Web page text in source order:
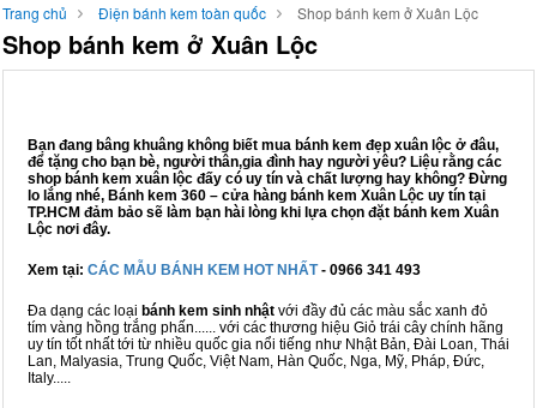
Trang chủ Điện bánh kem toàn quốc Shop bánh kem ở Xuân Lộc
Shop bánh kem ở Xuân Lộc
Bạn đang bâng khuâng không biết mua bánh kem đẹp xuân lộc ở đâu,
để tặng cho bạn bè, người thân,gia đình hay người yêu? Liệu rằng các
shop bánh kem xuân lộc đấy có uy tín và chất lượng hay không? Đừng
lo lắng nhé, Bánh kem 360 – cửa hàng bánh kem Xuân Lộc uy tín tại
TP.HCM đảm bảo sẽ làm bạn hài lòng khi lựa chọn đặt bánh kem Xuân
Lộc nơi đây.
Xem tại: CÁC MẪU BÁNH KEM HOT NHẤT- 0966 341 493
Đa dạng các loại bánh kem sinh nhật với đầy đủ các màu sắc xanh đỏ
tím vàng hồng trắng phấn...... với các thương hiệu Giỏ trái cây chính hãng
uy tín tốt nhất tới từ nhiều quốc gia nổi tiếng như Nhật Bản, Đài Loan, Thái
Lan, Malyasia, Trung Quốc, Việt Nam, Hàn Quốc, Nga, Mỹ, Pháp, Đức,
Italy.....